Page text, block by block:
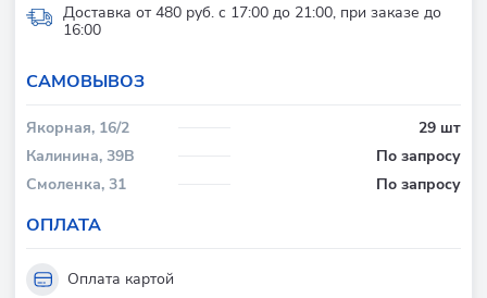
Доставка от 480 руб. с 17:00 до 21:00, при заказе до
16:00
CАМОВЫВОЗ
Якорная, 16/2
29 шт
Калинина, 39В
По запросу
Смоленка, 31
По запросу
ОПЛАТА
Оплата картой